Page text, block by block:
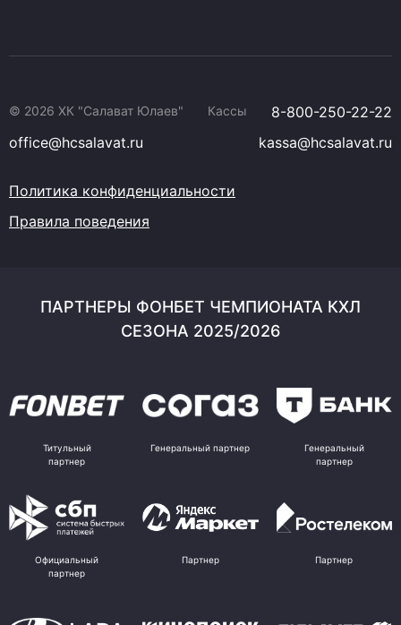
© 2026 ХК "Салават Юлаев" Кассы
8-800-250-22-22
office@hcsalavat.ru
kassa@hcsalavat.ru
Политика конфиденциальности
Правила поведения
ПАРТНЕРЫ ФОНБЕТ ЧЕМПИОНАТА КХЛ
СЕЗОНА 2025/2026
Титульный
партнер
Генеральный партнер
Генеральный
партнер
Официальный
партнер
Партнер Партнер